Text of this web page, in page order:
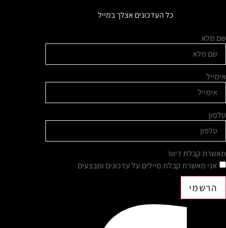
כל העדכונים אצלך במייל
שם מלא
אימייל
טלפון
מאשרת קבלת דיוור
אני מאשרת קבלת מיילים על עדכונים ומבצעים
הרשמי